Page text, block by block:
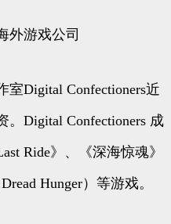
外游戏公司
Digital Confectioners近
。Digital Confectioners 成
Ride》、《深海惊魂》
Hunger）等游戏。